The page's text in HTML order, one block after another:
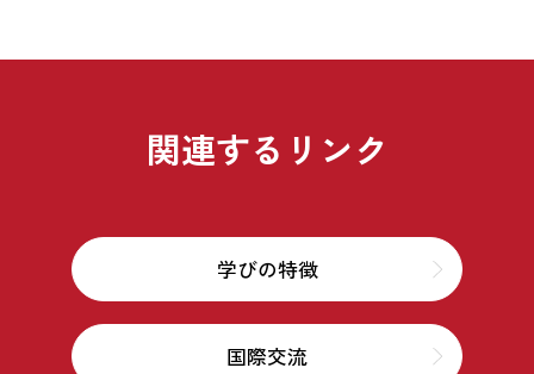
関連するリンク
学びの特徴
国際交流